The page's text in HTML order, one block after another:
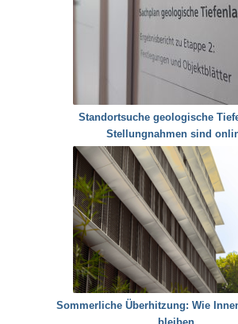
Standortsuche geologische
Stellungnahmen sind
Sommerliche Überhitzung: Wie